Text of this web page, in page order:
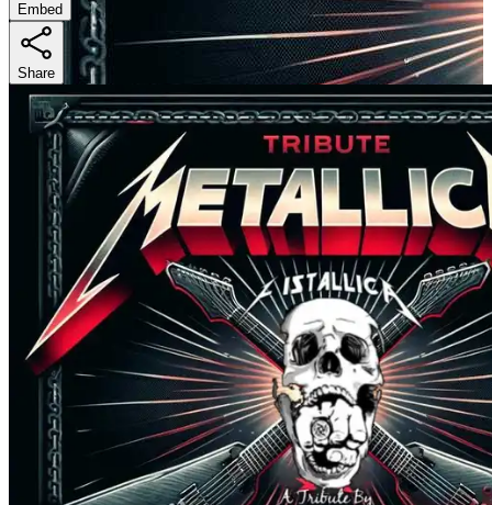
Embed
Share